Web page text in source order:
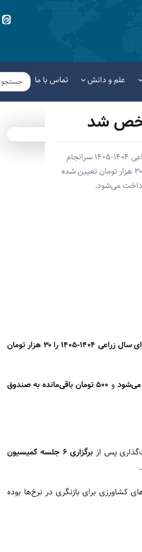
علم و دانش تماس با ما
پس از ۴ ماه انتظار و برگزاری چندین جلسه کارشناسی، قیمت خرید تضمینی گندم در سال زراعی ۱۴۰۴-۱۴۰۵ سرانجام
مشخص شد. بر اساس تصمیم شورای قیمت‌گذاری محصولات اساسی، نرخ هر کیلوگرم گندم ۳۰ هزار تومان تعیین شده
برای سال زراعی ۱۴۰۴-۱۴۰۵ را ۳۰ هزار تومان
و
۵۰۰ تومان باقی‌مانده به صندوق
پس از
برگزاری ۶ جلسه کمیسیون
کشاورزی برای بازنگری در نرخ‌ها بوده